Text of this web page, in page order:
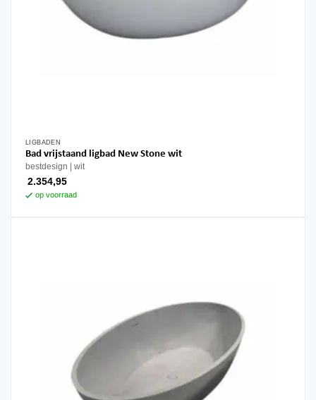
LIGBADEN
Bad vrijstaand ligbad New Stone wit
bestdesign wit
2.354,95
op voorraad